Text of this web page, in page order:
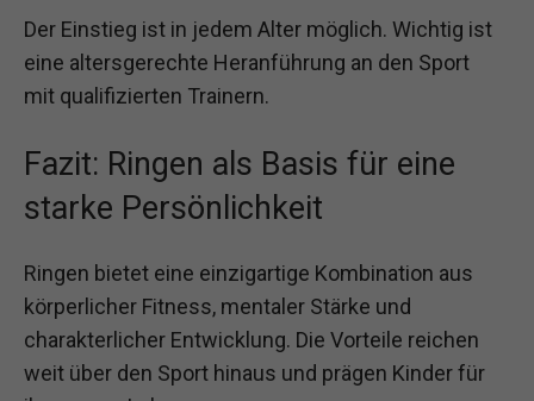
Der Einstieg ist in jedem Alter möglich. Wichtig ist
eine altersgerechte Heranführung an den Sport
mit qualifizierten Trainern.
Fazit: Ringen als Basis für eine
starke Persönlichkeit
Ringen bietet eine einzigartige Kombination aus
körperlicher Fitness, mentaler Stärke und
charakterlicher Entwicklung. Die Vorteile reichen
weit über den Sport hinaus und prägen Kinder für